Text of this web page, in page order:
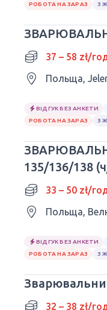
РОБОТА НА ЗАРАЗ
З
37 – 58 zł/
Польща,
ВІДГУК БЕЗ АНКЕТИ
РОБОТА НА ЗАРАЗ
З
135/136/138
33 – 50 zł/
Польща,
ВІДГУК БЕЗ АНКЕТИ
РОБОТА НА ЗАРАЗ
З
32 – 38 zł/